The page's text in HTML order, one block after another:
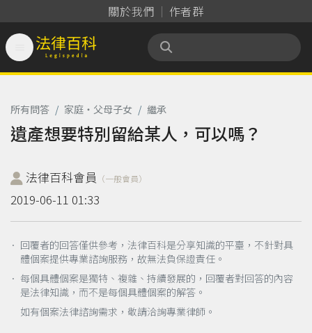
關於我們 作者群
法律百科 Legispedia
所有問答 / 家庭‧父母子女 / 繼承
遺產想要特別留給某人，可以嗎？
法律百科會員 （一般會員）
2019-06-11 01:33
． 回覆者的回答僅供參考，法律百科是分享知識的平臺，不針對具
體個案提供專業諮詢服務，故無法負保證責任。
． 每個具體個案是獨特、複雜、持續發展的，回覆者對回答的內容
是法律知識，而不是每個具體個案的解答。
如有個案法律諮詢需求，敬請洽詢專業律師。